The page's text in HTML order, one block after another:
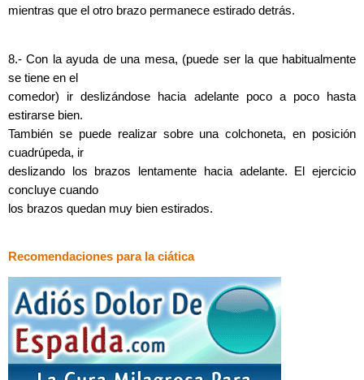
mientras que el otro brazo permanece estirado detrás.
8.- Con la ayuda de una mesa, (puede ser la que habitualmente
se tiene en el
comedor) ir deslizándose hacia adelante poco a poco hasta
estirarse bien.
También se puede realizar sobre una colchoneta, en posición
cuadrúpeda, ir
deslizando los brazos lentamente hacia adelante. El ejercicio
concluye cuando
los brazos quedan muy bien estirados.
Recomendaciones para la ciática